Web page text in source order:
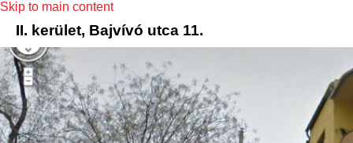
Skip to main content
II. kerület, Bajvívó utca 11.